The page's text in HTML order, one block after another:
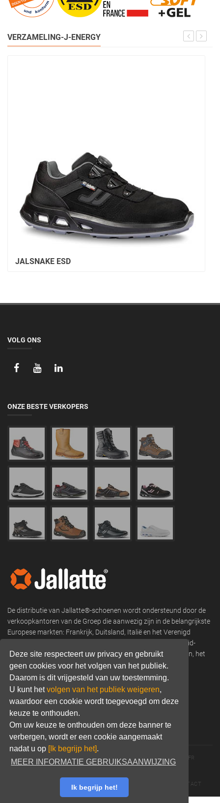
Deze site respecteert uw privacy en gebruikt
geen cookies voor het volgen van het publiek.
Daarom is dit vrijgesteld van uw toestemming.
U kunt hetvolgen van het publiek weigeren,
waardoor een cookie wordt toegevoegd om deze
keuze te onthouden.
Om uw keuze te onthouden om deze banner te
verbergen, wordt er een cookie aangemaakt
nadat u op [Ik begrijp het].
MEER INFORMATIE GEBRUIKSAANWIJZING
Ik begrijp het!
VERZAMELING-J-ENERGY
JALSNAKE ESD
VOLG ONS
ONZE BESTE VERKOPERS
De distributie van Jallatte®-schoenen wordt ondersteund door de
verkoopkantoren van de Groep die aanwezig zijn in de belangrijkste
Europese markten: Frankrijk, Duitsland, Italië en het Verenigd
Koninkrijk, en verkoopnetwerken in Scandinavië, Oost- en Zuid-
Europa, Afrika, Franse overzeese departementen en gebieden, het
Midden-Oosten, Noord- en Zuid-Amerika, Azië en Oceanië.
Phone: +33 (0) 466 806 300
Email:commercial@jallatte.fr
Website:www.jallatte.fr
© 2026 JALLATTE - ALL RIGHTS RESERVEDWWW.JALLATTE.FR
POLITIQUE DE CONFIDENTIALITÉ
CONTACT